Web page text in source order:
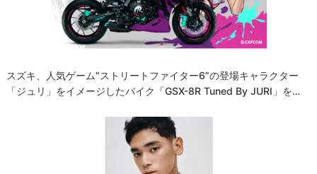
スズキ、人気ゲーム“ストリートファイター6”の登場キャラクター
「ジュリ」をイメージしたバイク「GSX-8R Tuned By JURI」を…